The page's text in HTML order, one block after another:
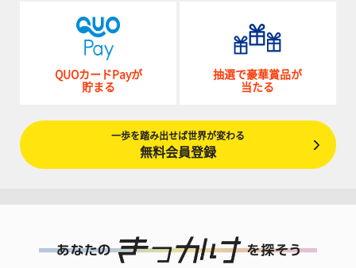
QUOカードPayが
貯まる
抽選で豪華賞品が
当たる
一歩を踏み出せば世界が変わる
無料会員登録